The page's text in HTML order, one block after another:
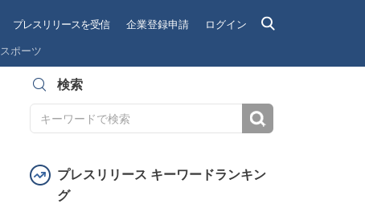
プレスリリースを受信 企業登録申請 ログイン
スポーツ
検索
プレスリリース キーワードランキン
グ